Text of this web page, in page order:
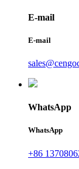
E-mail
E-mail
WhatsApp
WhatsApp
+86